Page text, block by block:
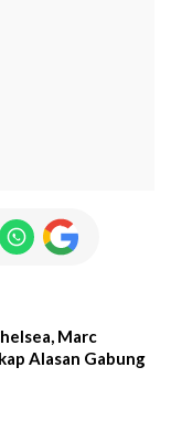
Marc
Alasan Gabung